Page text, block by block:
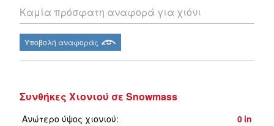
Καμία πρόσφατη αναφορά για χιόνι
Υποβολή αναφοράς
Συνθήκες Χιονιού σε Snowmass
Ανώτερο ύψος χιονιού: 0 in